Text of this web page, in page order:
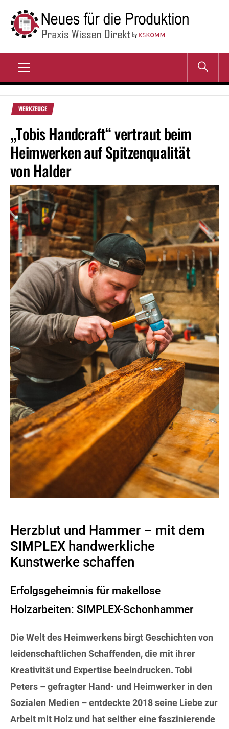
Inhalt
springen
NEUES FÜR DIE
PRODUKTION
Menu
WERKZEUGE
„Tobis Handcraft“ vertraut beim
Heimwerken auf Spitzenqualität
von Halder
Herzblut und Hammer – mit dem
SIMPLEX handwerkliche
Kunstwerke schaffen
Erfolgsgeheimnis für makellose
Holzarbeiten: SIMPLEX-Schonhammer
Die Welt des Heimwerkens birgt Geschichten von
leidenschaftlichen Schaffenden, die mit ihrer
Kreativität und Expertise beeindrucken. Tobi
Peters – gefragter Hand- und Heimwerker in den
Sozialen Medien – entdeckte 2018 seine Liebe zur
Arbeit mit Holz und hat seither eine faszinierende